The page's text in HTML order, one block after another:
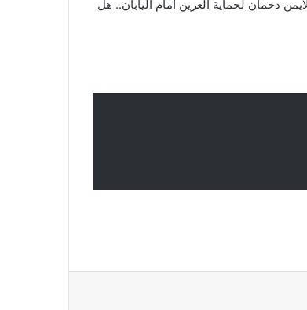
دحمان لحماية العرين أمام اليابان.. هل